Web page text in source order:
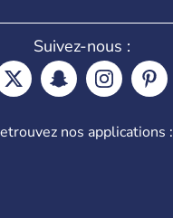
Suivez-nous :
nos applications :